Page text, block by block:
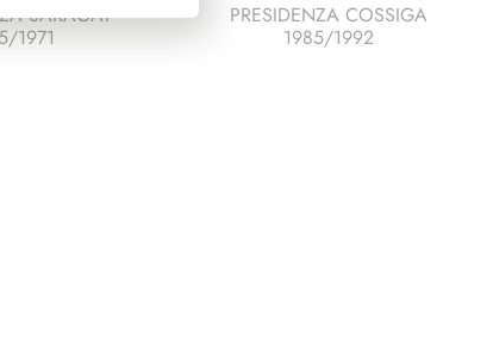
SARAGAT
1971
PRESIDENZA COSSIGA
1985/1992